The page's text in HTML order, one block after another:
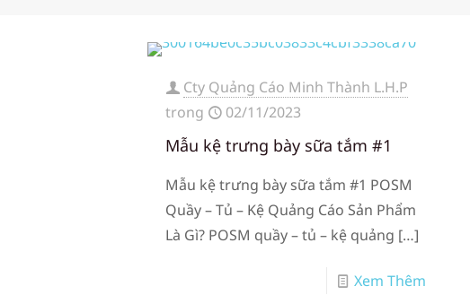
Cty Quảng Cáo Minh Thành L.H.P
trong
02/11/2023
Mẫu kệ trưng bày sữa tắm #1
Mẫu kệ trưng bày sữa tắm #1 POSM
Quầy – Tủ – Kệ Quảng Cáo Sản Phẩm
Là Gì? POSM quầy – tủ – kệ quảng […]
Xem Thêm